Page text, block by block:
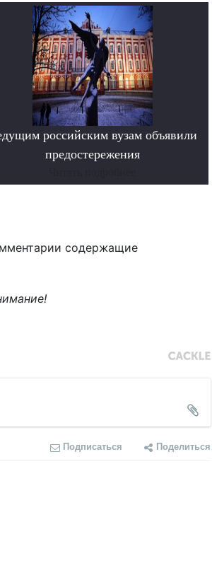
российским вузам объявили
предостережения
содержащие
Подписаться Поделиться